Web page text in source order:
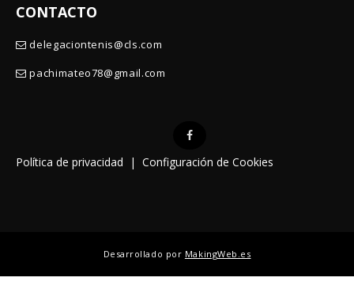
CONTACTO
delegaciontenis@cls.com
pachimateo78@gmail.com
Política de privacidad | Configuración de Cookies
Desarrollado por MakingWeb.es